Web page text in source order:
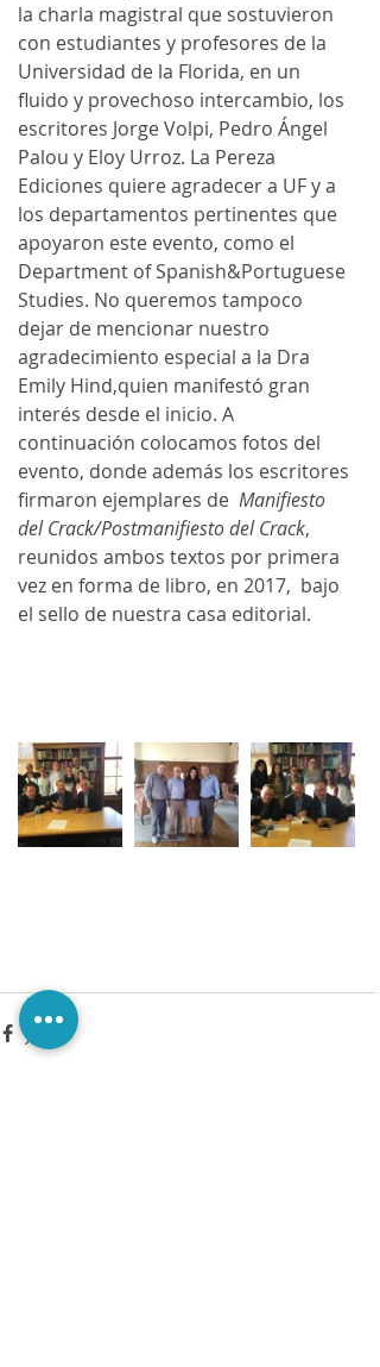
la charla magistral que sostuvieron
con estudiantes y profesores de la
Universidad de la Florida, en un
fluido y provechoso intercambio, los
escritores Jorge Volpi, Pedro Ángel
Palou y Eloy Urroz. La Pereza
Ediciones quiere agradecer a UF y a
los departamentos pertinentes que
apoyaron este evento, como el
Department of Spanish&Portuguese
Studies. No queremos tampoco
dejar de mencionar nuestro
agradecimiento especial a la Dra
Emily Hind,quien manifestó gran
interés desde el inicio. A
continuación colocamos fotos del
evento, donde además los escritores
firmaron ejemplares de Manifiesto
del Crack/Postmanifiesto del Crack,
reunidos ambos textos por primera
vez en forma de libro, en 2017,  bajo
el sello de nuestra casa editorial.